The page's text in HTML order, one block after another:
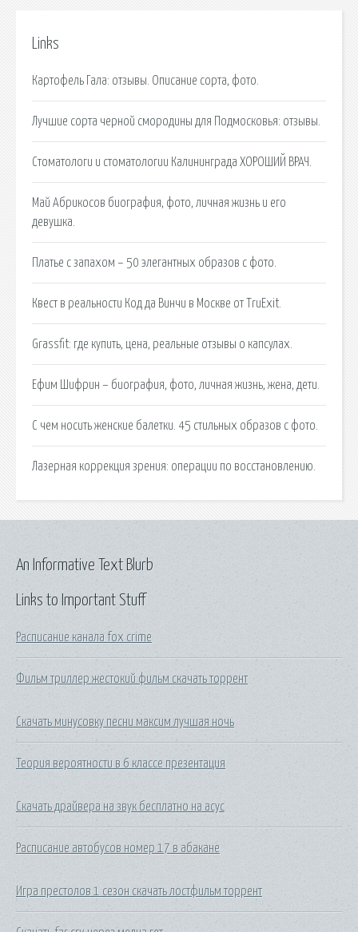
Links
Картофель Гала: отзывы. Описание сорта, фото.
Лучшие сорта черной смородины для Подмосковья: отзывы.
Стоматологи и стоматологии Калининграда ХОРОШИЙ ВРАЧ.
Май Абрикосов биография, фото, личная жизнь и его
девушка.
Платье с запахом – 50 элегантных образов с фото.
Квест в реальности Код да Винчи в Москве от TruExit.
Grassfit: где купить, цена, реальные отзывы о капсулах.
Ефим Шифрин – биография, фото, личная жизнь, жена, дети.
С чем носить женские балетки. 45 стильных образов с фото.
Лазерная коррекция зрения: операции по восстановлению.
Links to Important Stuff
Расписание канала fox crime
Фильм триллер жестокий фильм скачать торрент
Скачать минусовку песни максим лучшая ночь
Теория вероятности в 6 классе презентация
Скачать драйвера на звук бесплатно на асус
Расписание автобусов номер 17 в абакане
Игра престолов 1 сезон скачать лостфильм торрент
An Informative Text Blurb